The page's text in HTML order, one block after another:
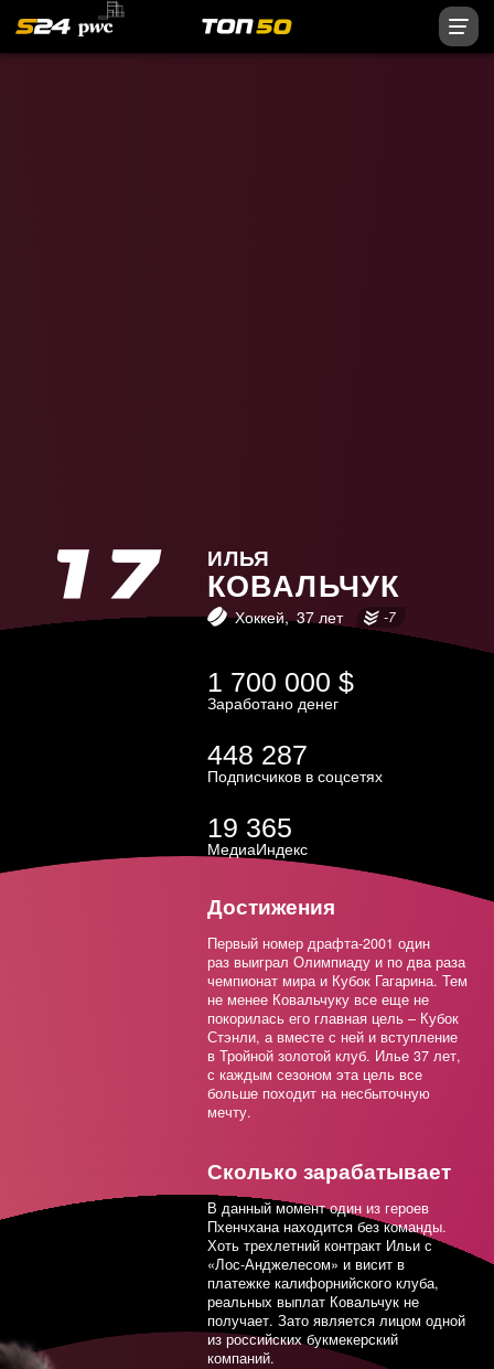
Загитова
Бобровский
Василевский
Поветкин
Медведева
Радулов
Швед
Ковальчук
Смолов
Гусев
Миранчук
Свечников
Емельяненко
Соболев
Миранчук
Дацюк
ИЛЬЯ
КОВАЛЬЧУК
Хоккей 37 лет -7
1 700 000 $
Заработано денег
448 287
Подписчиков в соцсетях
19 365
МедиаИндекс
Достижения
Первый номер драфта-2001 один
раз выиграл Олимпиаду и по два раза
чемпионат мира и Кубок Гагарина. Тем
не менее Ковальчуку все еще не
покорилась его главная цель – Кубок
Стэнли, а вместе с ней и вступление
в Тройной золотой клуб. Илье 37 лет,
с каждым сезоном эта цель все
больше походит на несбыточную
мечту.
Сколько зарабатывает
В данный момент один из героев
Пхенчхана находится без команды.
Хоть трехлетний контракт Ильи с
«Лос-Анджелесом» и висит в
платежке калифорнийского клуба,
реальных выплат Ковальчук не
получает. Зато является лицом одной
из российских букмекерский
компаний.